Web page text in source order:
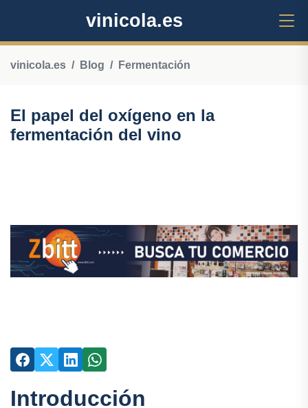
vinicola.es
vinicola.es Blog Fermentación
El papel del oxígeno en la
fermentación del vino
Introducción